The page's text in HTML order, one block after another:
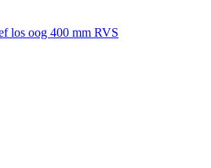
los oog 400 mm RVS